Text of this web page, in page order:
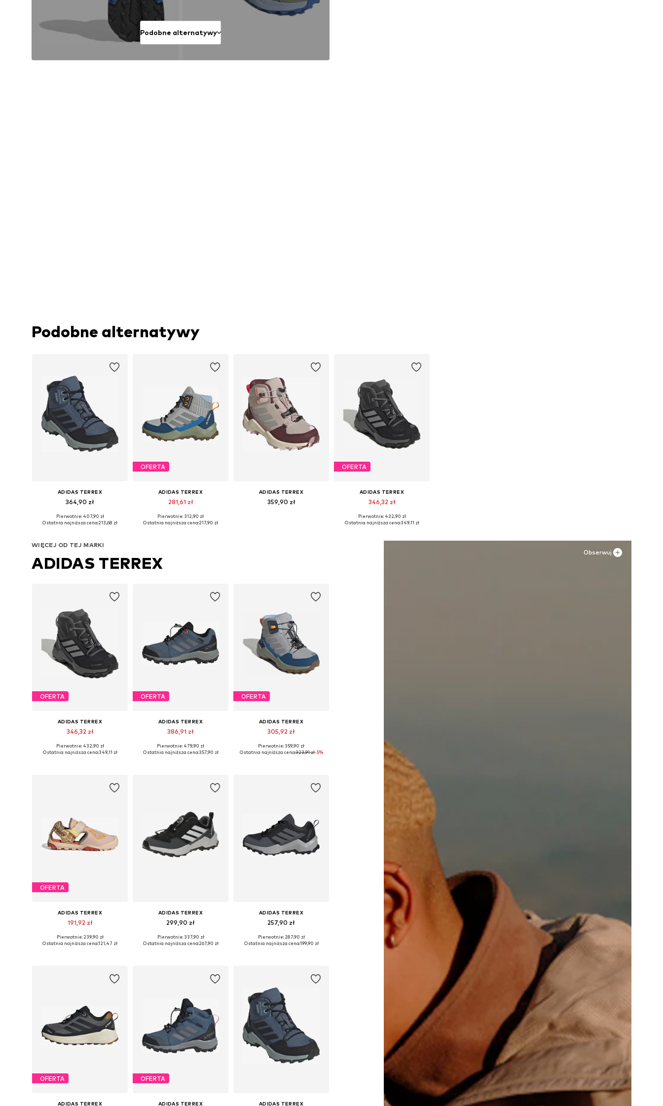
Podobne alternatywy
Podobne alternatywy
ADIDAS TERREX
364,90 zł
Dostępne w różnych rozmiarach
Pierwotnie: 407,90 zł
Ostatnia najniższa cena:213,68 zł
OFERTA
ADIDAS TERREX
281,61 zł
Dostępne w różnych rozmiarach
Pierwotnie: 312,90 zł
Ostatnia najniższa cena:217,90 zł
ADIDAS TERREX
359,90 zł
OFERTA
ADIDAS TERREX
346,32 zł
Dostępne w różnych rozmiarach
Pierwotnie: 432,90 zł
Ostatnia najniższa cena:349,11 zł
Obserwuj
WIĘCEJ OD TEJ MARKI
ADIDAS TERREX
OFERTA
ADIDAS TERREX
346,32 zł
Dostępne w różnych rozmiarach
Pierwotnie: 432,90 zł
Ostatnia najniższa cena:349,11 zł
OFERTA
ADIDAS TERREX
386,91 zł
Dostępne w różnych rozmiarach
Pierwotnie: 479,90 zł
Ostatnia najniższa cena:357,90 zł
OFERTA
ADIDAS TERREX
305,92 zł
Dostępne w różnych rozmiarach
Pierwotnie: 359,90 zł
Ostatnia najniższa cena:323,91 zł-5%
OFERTA
ADIDAS TERREX
191,92 zł
Pierwotnie: 239,90 zł
Ostatnia najniższa cena:121,47 zł
ADIDAS TERREX
299,90 zł
Dostępne w różnych rozmiarach
Pierwotnie: 337,90 zł
Ostatnia najniższa cena:267,90 zł
ADIDAS TERREX
257,90 zł
Dostępne w różnych rozmiarach
Pierwotnie: 287,90 zł
Ostatnia najniższa cena:199,90 zł
OFERTA
ADIDAS TERREX
OFERTA
ADIDAS TERREX ADIDAS TERREX